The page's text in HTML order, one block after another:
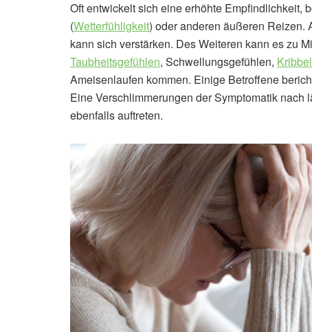
Oft entwickelt sich eine erhöhte Empfindlichkeit,
(Wetterfühligkeit) oder anderen äußeren Reizen.
kann sich verstärken. Des Weiteren kann es zu
Taubheitsgefühlen, Schwellungsgefühlen,
Ameisenlaufen kommen. Einige Betroffene
Eine Verschlimmerungen der Symptomatik
ebenfalls auftreten.